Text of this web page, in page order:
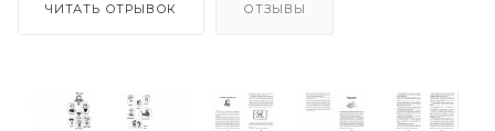
ЧИТАТЬ ОТРЫВОК ОТЗЫВЫ